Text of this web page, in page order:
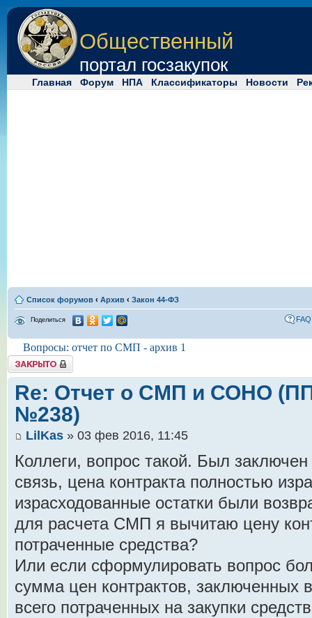
Общественный
портал госзакупок
Главная Форум НПА Классификаторы Новости
Список форумов ‹ Архив ‹ Закон 44-ФЗ
Поделиться FAQ
Вопросы: отчет по СМП - архив 1
Tема закрыта
Re: Отчет о СМП и СОНО (ПП
№238)
LilKas » 03 фев 2016, 11:45
Коллеги, вопрос такой. Был заключен
связь, цена контракта полностью
израсходованные остатки были
для расчета СМП я вычитаю цену
потраченные средства?
Или если сформулировать вопрос
сумма цен контрактов, заключенных
всего потраченных на закупки